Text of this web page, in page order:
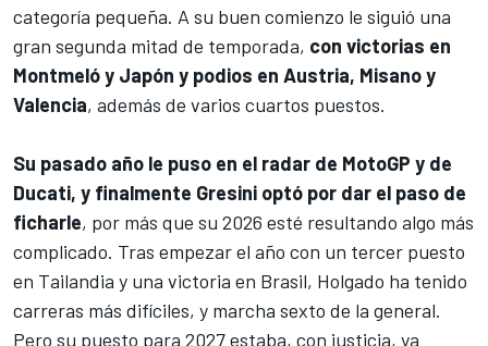
categoría pequeña. A su buen comienzo le siguió una
gran segunda mitad de temporada, con victorias en
Montmeló y Japón y podios en Austria, Misano y
Valencia, además de varios cuartos puestos.
Su pasado año le puso en el radar de MotoGP y de
Ducati, y finalmente Gresini optó por dar el paso de
ficharle, por más que su 2026 esté resultando algo más
complicado. Tras empezar el año con un tercer puesto
en Tailandia y una victoria en Brasil, Holgado ha tenido
carreras más difíciles, y marcha sexto de la general.
Pero su puesto para 2027 estaba, con justicia, ya